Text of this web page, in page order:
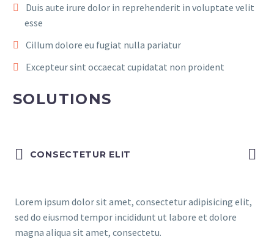
Duis aute irure dolor in reprehenderit in voluptate velit
esse
Cillum dolore eu fugiat nulla pariatur
Excepteur sint occaecat cupidatat non proident
SOLUTIONS
CONSECTETUR ELIT
Lorem ipsum dolor sit amet, consectetur adipisicing elit,
sed do eiusmod tempor incididunt ut labore et dolore
magna aliqua sit amet, consectetu.